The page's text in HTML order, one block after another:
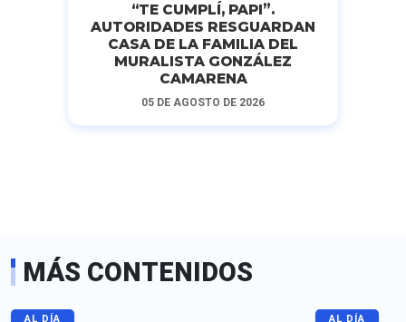
“TE CUMPLÍ, PAPI”.
AUTORIDADES RESGUARDAN
CASA DE LA FAMILIA DEL
MURALISTA GONZÁLEZ
CAMARENA
05 DE AGOSTO DE 2026
MÁS CONTENIDOS
AL DÍA AL DÍA